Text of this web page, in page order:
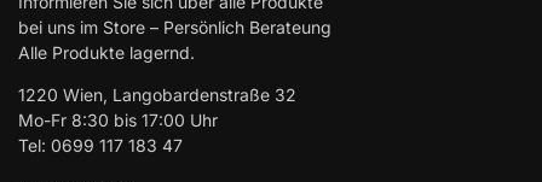
bei uns im Store – Persönlich Berateung
Alle Produkte lagernd.
1220 Wien, Langobardenstraße 32
Mo-Fr 8:30 bis 17:00 Uhr
Tel: 0699 117 183 47